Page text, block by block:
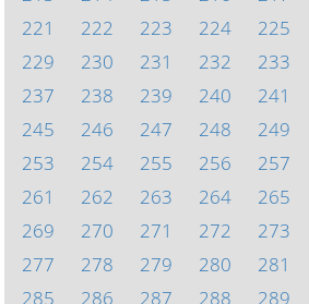
221
222 223 224 225
229
230 231 232 233
237
238 239 240 241
245
246 247 248 249
253
254 255 256 257
261
262 263 264 265
269
270 271 272 273
277
278 279 280 281
285
286 287 288 289